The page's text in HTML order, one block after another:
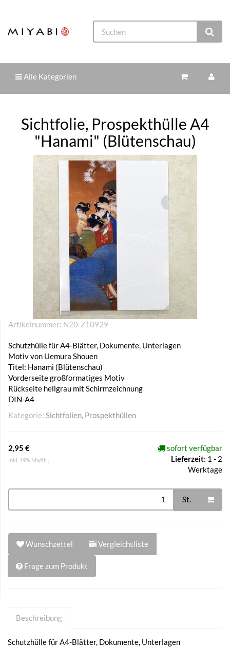
Alle Kategorien
Sichtfolie, Prospekthülle A4
"Hanami" (Blütenschau)
Artikelnummer: N20-Z10929
Schutzhülle für A4-Blätter, Dokumente, Unterlagen
Motiv von Uemura Shouen
Titel: Hanami (Blütenschau)
Vorderseite großformatiges Motiv
Rückseite hellgrau mit Schirmzeichnung
DIN-A4
Kategorie: Sichtfolien, Prospekthüllen
2,95 €
inkl. 19% MwSt. ,
sofort verfügbar
Lieferzeit: 1 - 2
Werktage
St.
Wunschzettel Vergleichsliste
Frage zum Produkt
Beschreibung
Schutzhülle für A4-Blätter, Dokumente, Unterlagen